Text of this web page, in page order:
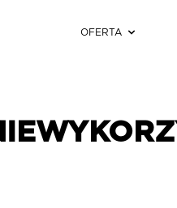
OFERTA